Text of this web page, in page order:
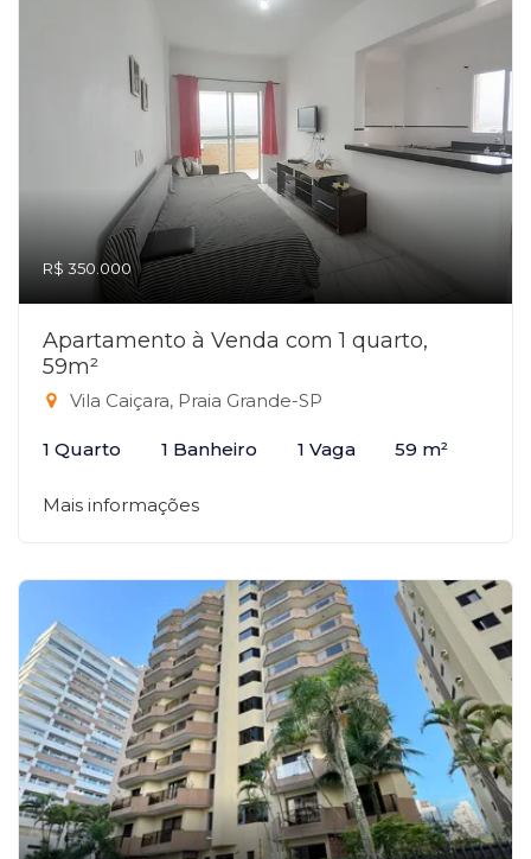
R$ 350.000
Apartamento à Venda com 1 quarto,
59m²
Vila Caiçara, Praia Grande-SP
1 Quarto 1 Banheiro 1 Vaga 59 m²
Mais informações